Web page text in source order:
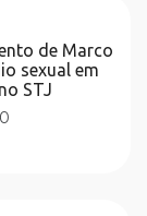
de Marco
sexual em
STJ